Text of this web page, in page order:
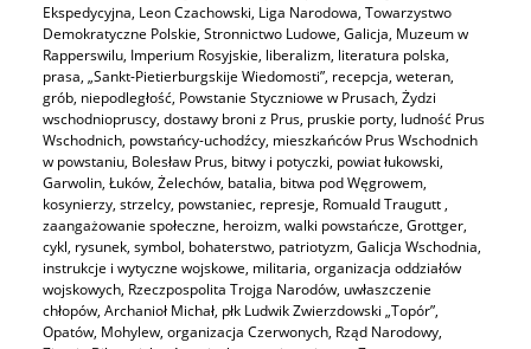
Ekspedycyjna, Leon Czachowski, Liga Narodowa, Towarzystwo
Demokratyczne Polskie, Stronnictwo Ludowe, Galicja, Muzeum w
Rapperswilu, Imperium Rosyjskie, liberalizm, literatura polska,
prasa, „Sankt-Pietierburgskije Wiedomosti”, recepcja, weteran,
grób, niepodległość, Powstanie Styczniowe w Prusach, Żydzi
wschodniopruscy, dostawy broni z Prus, pruskie porty, ludność Prus
Wschodnich, powstańcy-uchodźcy, mieszkańców Prus Wschodnich
w powstaniu, Bolesław Prus, bitwy i potyczki, powiat łukowski,
Garwolin, Łuków, Żelechów, batalia, bitwa pod Węgrowem,
kosynierzy, strzelcy, powstaniec, represje, Romuald Traugutt ,
zaangażowanie społeczne, heroizm, walki powstańcze, Grottger,
cykl, rysunek, symbol, bohaterstwo, patriotyzm, Galicja Wschodnia,
instrukcje i wytyczne wojskowe, militaria, organizacja oddziałów
wojskowych, Rzeczpospolita Trojga Narodów, uwłaszczenie
chłopów, Archanioł Michał, płk Ludwik Zwierzdowski „Topór”,
Opatów, Mohylew, organizacja Czerwonych, Rząd Narodowy,